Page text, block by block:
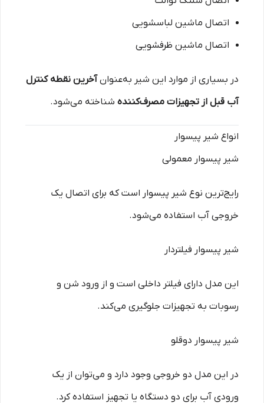
اتصال ماشین لباسشویی
اتصال ماشین ظرفشویی
در بسیاری از موارد این شیر به‌عنوانآخرین نقطه کنترل
آب قبل از تجهیزات مصرف‌کننده شناخته می‌شود.
انواع شیر پیسوار
شیر پیسوار معمولی
رایج‌ترین نوع شیر پیسوار است که برای اتصال یک
خروجی آب استفاده می‌شود.
شیر پیسوار فیلتردار
این مدل دارای فیلتر داخلی است و از ورود شن و
رسوبات به تجهیزات جلوگیری می‌کند.
شیر پیسوار دوقلو
در این مدل دو خروجی وجود دارد و می‌توان از یک
ورودی آب برای دو دستگاه یا تجهیز استفاده کرد.